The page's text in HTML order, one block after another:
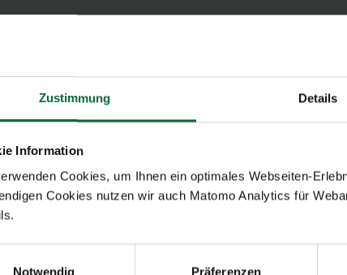
Zustimmung Details
Information
Cookies, um Ihnen ein optimales Webseiten-
Cookies nutzen wir auch Matomo Analytics für
Notwendig
Präferenzen
Flughafen Wien AG: